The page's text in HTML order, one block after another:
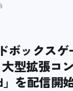
ボックスゲ
大型拡張コ
」を配信開